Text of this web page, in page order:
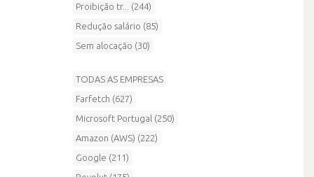
Proibição tr... (244)
Redução salário (85)
Sem alocação (30)
TODAS AS EMPRESAS
Farfetch (627)
Microsoft Portugal (250)
Amazon (AWS) (222)
Google (211)